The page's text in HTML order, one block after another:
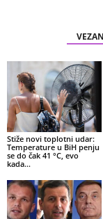
Stiže novi toplotni udar:
Temperature u BiH penju
se do čak 41 °C, evo
kada…